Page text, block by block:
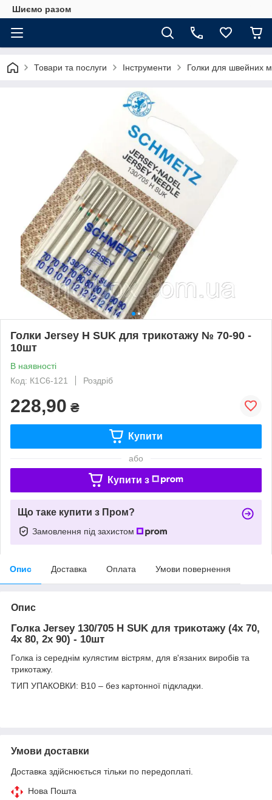
Шиємо разом
Товари та послуги Інструменти Голки для швейних
Голки Jersey H SUK для трикотажу № 70-90 -
10шт
В наявності
Код: К1С6-121
Роздріб
228,90 ₴
Купити
або
Купити з
Що таке купити з Пром?
Замовлення під захистом
Опис Доставка Оплата Умови повернення
Опис
Голка Jersey 130/705 H SUK для трикотажу (4x 70,
4x 80, 2x 90) - 10шт
Голка із середнім кулястим вістрям, для в'язаних виробів та
трикотажу.
ТИП УПАКОВКИ: B10 – без картонної підкладки.
Умови доставки
Доставка здійснюється тільки по передоплаті.
Нова Пошта